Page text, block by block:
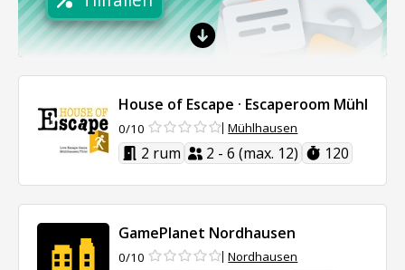
House of Escape · Escaperoom
0/10 Mühlhausen
2 rum 2 - 6 (max. 12) 120
GamePlanet Nordhausen
0/10 Nordhausen